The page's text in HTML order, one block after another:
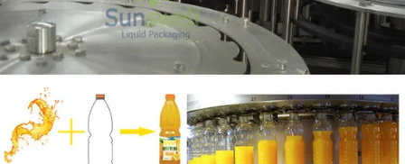
एक
उद्धरण
की
विनती
करे